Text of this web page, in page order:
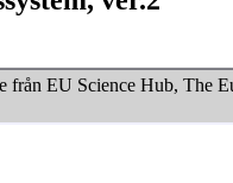
från EU Science Hub, The